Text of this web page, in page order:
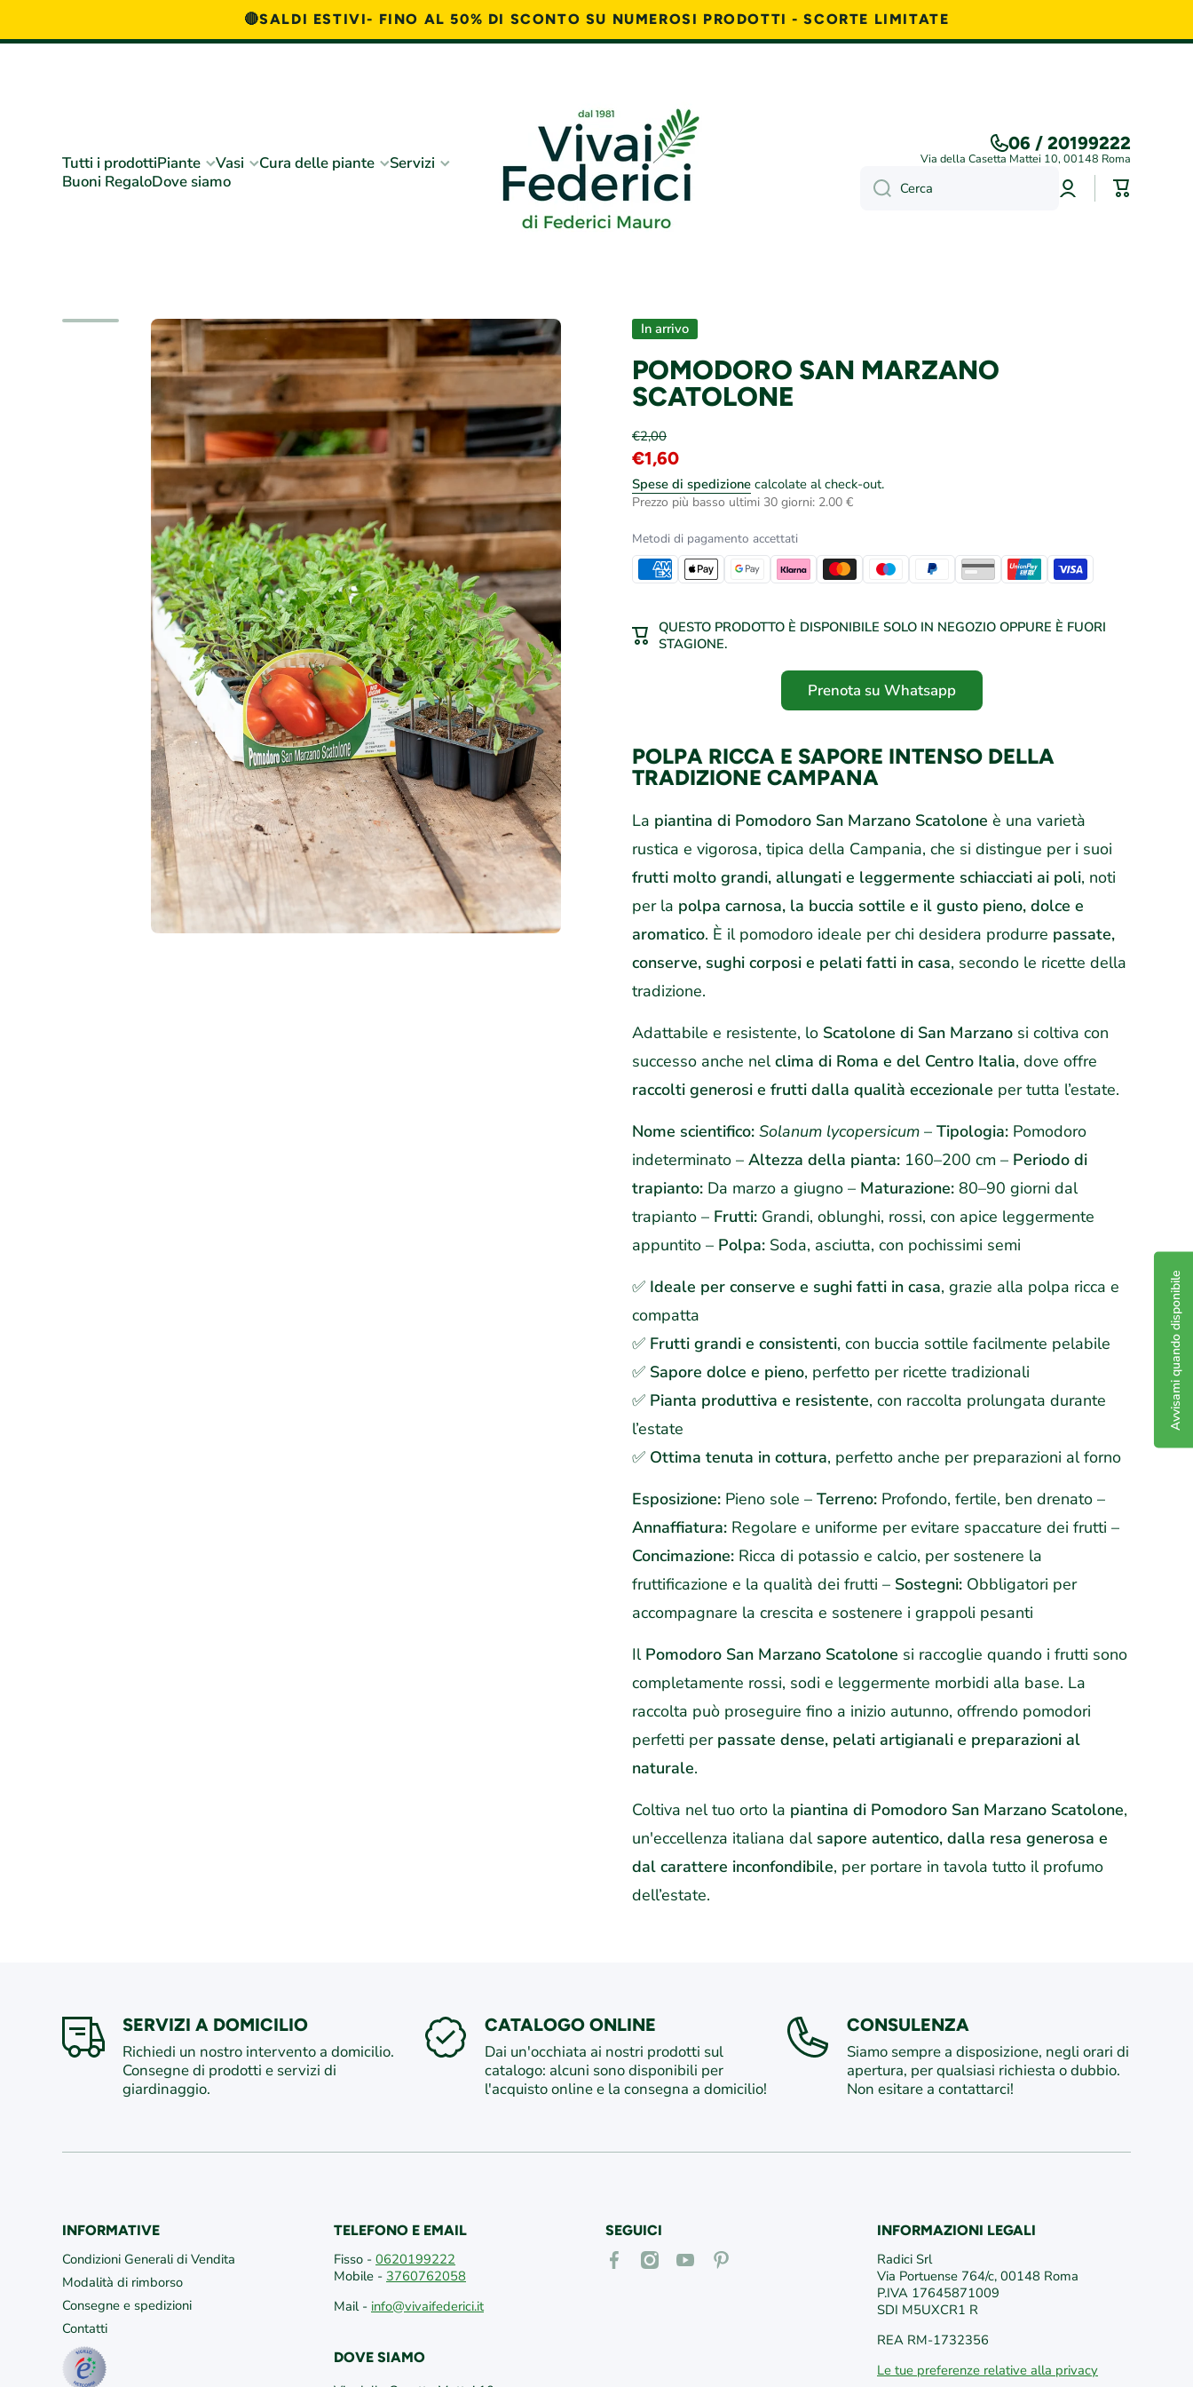
🔴SALDI ESTIVI- FINO AL 50% DI SCONTO SU NUMEROSI PRODOTTI - SCORTE LIMITATE
Tutti i prodottiPiante Vasi Cura delle piante
Servizi
Buoni RegaloDove siamo
06 / 20199222
Via della Casetta Mattei 10, 00148 Roma
Cerca Accedi Carrello
Passa alle informazioni sul prodotto In arrivo
POMODORO SAN MARZANO
SCATOLONE
€2,00
€1,60
Spese di spedizione calcolate al check-out.
Prezzo più basso ultimi 30 giorni: 2.00 €
Metodi di pagamento accettati
QUESTO PRODOTTO È DISPONIBILE SOLO IN NEGOZIO OPPURE È FUORI
STAGIONE.
Prenota su Whatsapp
POLPA RICCA E SAPORE INTENSO DELLA
TRADIZIONE CAMPANA
La piantina di Pomodoro San Marzano Scatolone è una varietà
rustica e vigorosa, tipica della Campania, che si distingue per i suoi
frutti molto grandi, allungati e leggermente schiacciati ai poli, noti
per la polpa carnosa, la buccia sottile e il gusto pieno, dolce e
aromatico. È il pomodoro ideale per chi desidera produrre passate,
conserve, sughi corposi e pelati fatti in casa, secondo le ricette della
tradizione.
Adattabile e resistente, lo Scatolone di San Marzano si coltiva con
successo anche nelclima di Roma e del Centro Italia, dove offre
raccolti generosi e frutti dalla qualità eccezionale per tutta l’estate.
Nome scientifico: Solanum lycopersicum – Tipologia: Pomodoro
indeterminato – Altezza della pianta: 160–200 cm – Periodo di
trapianto: Da marzo a giugno – Maturazione: 80–90 giorni dal
trapianto – Frutti: Grandi, oblunghi, rossi, con apice leggermente
appuntito – Polpa: Soda, asciutta, con pochissimi semi
✅ Ideale per conserve e sughi fatti in casa, grazie alla polpa ricca e
compatta
✅ Frutti grandi e consistenti, con buccia sottile facilmente pelabile
✅ Sapore dolce e pieno, perfetto per ricette tradizionali
✅ Pianta produttiva e resistente, con raccolta prolungata durante
l’estate
✅ Ottima tenuta in cottura, perfetto anche per preparazioni al forno
Esposizione: Pieno sole – Terreno: Profondo, fertile, ben drenato –
Annaffiatura: Regolare e uniforme per evitare spaccature dei frutti –
Concimazione: Ricca di potassio e calcio, per sostenere la
fruttificazione e la qualità dei frutti – Sostegni: Obbligatori per
accompagnare la crescita e sostenere i grappoli pesanti
Il Pomodoro San Marzano Scatolone si raccoglie quando i frutti sono
completamente rossi, sodi e leggermente morbidi alla base. La
raccolta può proseguire fino a inizio autunno, offrendo pomodori
perfetti per passate dense, pelati artigianali e preparazioni al
naturale.
Coltiva nel tuo orto la piantina di Pomodoro San Marzano Scatolone,
un'eccellenza italiana dal sapore autentico, dalla resa generosa e
dal carattere inconfondibile, per portare in tavola tutto il profumo
dell’estate.
SERVIZI A DOMICILIO
Richiedi un nostro intervento a domicilio.
Consegne di prodotti e servizi di
giardinaggio.
CATALOGO ONLINE
Dai un'occhiata ai nostri prodotti sul
catalogo: alcuni sono disponibili per
l'acquisto online e la consegna a domicilio!
CONSULENZA
Siamo sempre a disposizione, negli orari di
apertura, per qualsiasi richiesta o dubbio.
Non esitare a contattarci!
INFORMATIVE
Condizioni Generali di Vendita
Modalità di rimborso
Consegne e spedizioni
Contatti
TELEFONO E EMAIL
Fisso - 0620199222
Mobile - 3760762058
Mail - info@vivaifederici.it
DOVE SIAMO
SEGUICI
facebookcom/vivaifederici
instagramcom/vivaifederici/
youtubecom/@vivaifedericiroma
itpinterestcom/VivaiFederici1981/
INFORMAZIONI LEGALI
Radici Srl
Via Portuense 764/c, 00148 Roma
P.IVA 17645871009
SDI M5UXCR1 R
REA RM-1732356
Le tue preferenze relative alla privacy
Avvisami quando disponibile